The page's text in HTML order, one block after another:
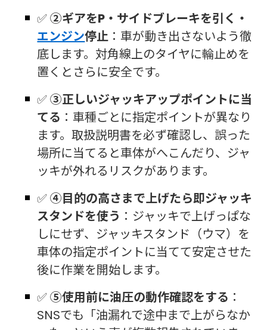
✅②ギアをP・サイドブレーキを引く・
エンジン停止 ：車が動き出さないよう徹
底します。対角線上のタイヤに輪止めを
置くとさらに安全です。
✅③正しいジャッキアップポイントに当
てる ：車種ごとに指定ポイントが異なり
ます。取扱説明書を必ず確認し、誤った
場所に当てると車体がへこんだり、ジャ
ッキが外れるリスクがあります。
✅④目的の高さまで上げたら即ジャッキ
スタンドを使う ：ジャッキで上げっぱな
しにせず、ジャッキスタンド（ウマ）を
車体の指定ポイントに当てて安定させた
後に作業を開始します。
✅⑤使用前に油圧の動作確認をする ：
SNSでも「油漏れで途中まで上がらなか